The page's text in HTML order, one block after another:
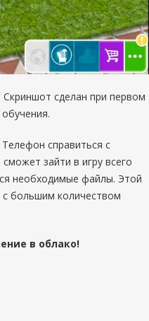
Скриншот сделан при первом
справиться с
зайти в игру всего
необходимые файлы. Этой
большим количеством
в облако!